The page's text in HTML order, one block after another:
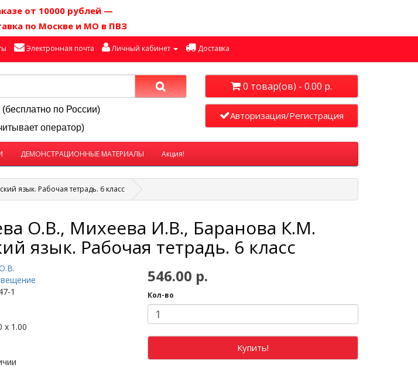
от 10000 рублей —
по Москве и МО в ПВЗ
Электронная почта Личный кабинет Доставка
0 товар(ов) - 0.00 р.
по России)
оператор)
Авторизация/Регистрация
ДЕМОНСТРАЦИОННЫЕ МАТЕРИАЛЫ Акция!
язык. Рабочая тетрадь. 6 класс
О.В., Михеева И.В., Баранова К.М.
язык. Рабочая тетрадь. 6 класс
1
x 1.00
546.00 р.
Кол-во
Купить!